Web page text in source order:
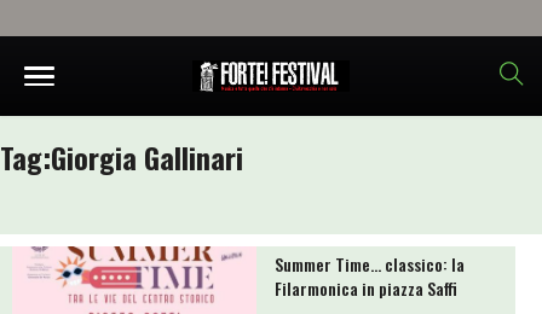
Tag:Giorgia Gallinari
Summer Time… classico: la
Filarmonica in piazza Saffi